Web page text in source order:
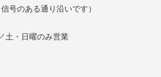
号のある通り沿いです）
土・日曜のみ営業